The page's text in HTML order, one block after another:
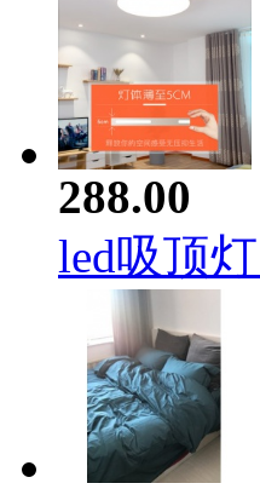
288.00
led吸顶